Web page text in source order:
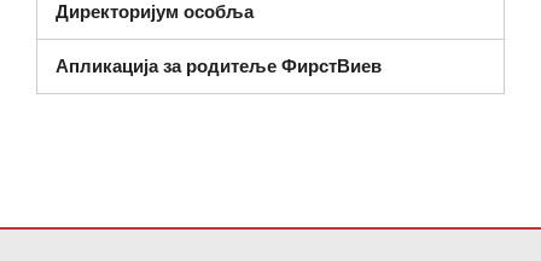
Директоријум особља
Апликација за родитеље ФирстВиев